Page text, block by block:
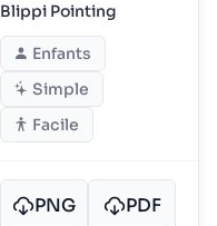
Blippi Pointing
Enfants
Simple
Facile
PNG PDF